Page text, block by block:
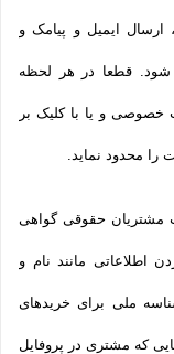
ایمیل و پیامک و
شود. قطعا در هر لحظه
خصوصی و یا با کلیک بر
محدود نماید.
مشتریان حقوقی گواهی
اطلاعاتی مانند نام و
ملی برای خریدهای
که مشتری در پروفایل